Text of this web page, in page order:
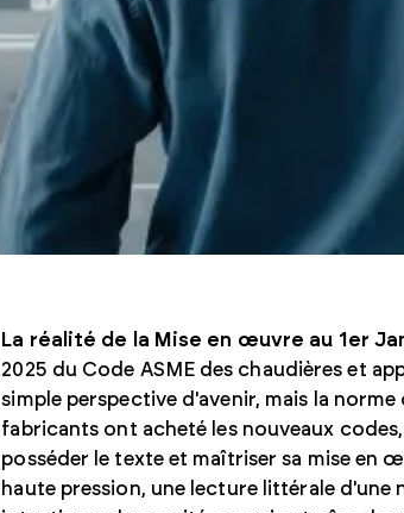
La réalité de la Mise en œuvre au 1er
2025 du Code ASME des chaudières et
simple perspective d'avenir, mais la
fabricants ont acheté les nouveaux
posséder le texte et maîtriser sa mise en
haute pression, une lecture littérale d'une